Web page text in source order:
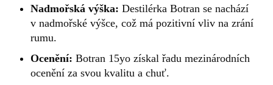
Nadmořská výška: Destilérka Botran se nachází
v nadmořské výšce, což má pozitivní vliv na zrání
rumu.
Ocenění: Botran 15yo získal řadu mezinárodních
ocenění za svou kvalitu a chuť.